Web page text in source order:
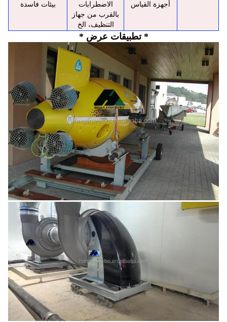
أجهزة القياس
الاضطرابات
بالقرب من جهاز
التنظيف، الخ
بيئات فاسدة
* تطبيقات عرض *